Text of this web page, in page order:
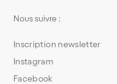
Nous suivre :
Inscription newsletter
Instagram
Facebook